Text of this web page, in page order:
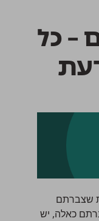
– כל
שצברתם
כאלה, יש